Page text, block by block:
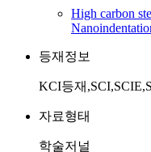
High carbon
등재정보
KCI등재
자료형태
학술저널